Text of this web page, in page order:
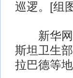
巡逻。[组
新华网
斯坦卫生
拉巴德等